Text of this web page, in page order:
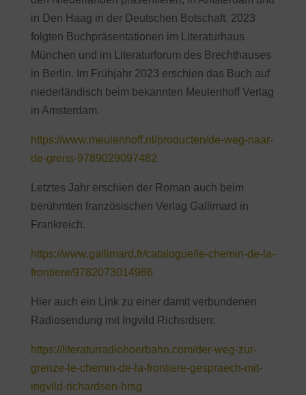
in Den Haag in der Deutschen Botschaft. 2023
folgten Buchpräsentationen im Literaturhaus
München und im Literaturforum des Brechthauses
in Berlin. Im Frühjahr 2023 erschien das Buch auf
niederländisch beim bekannten Meulenhoff Verlag
in Amsterdam.
https://www.meulenhoff.nl/producten/de-weg-naar-
de-grens-9789029097482
Letztes Jahr erschien der Roman auch beim
berühmten französischen Verlag Gallimard in
Frankreich.
https://www.gallimard.fr/catalogue/le-chemin-de-la-
frontiere/9782073014986
Hier auch ein Link zu einer damit verbundenen
Radiosendung mit Ingvild Richsrdsen:
https://literaturradiohoerbahn.com/der-weg-zur-
grenze-le-chemin-de-la-frontiere-gespraech-mit-
ingvild-richardsen-hrsg